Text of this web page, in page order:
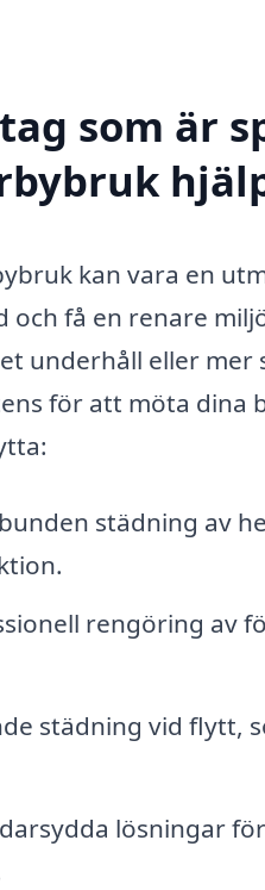
som är
kan vara en
och få en renare
underhåll eller mer
för att möta dina
städning av
rengöring av
städning vid flytt,
lösningar